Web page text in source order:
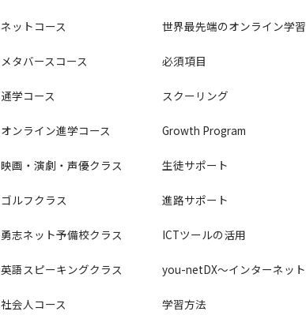
ネットコース
メタバースコース
通学コース
オンライン進学コース
映画・演劇・声優クラス
ゴルフクラス
勇志ネット予備校クラス
英語スピーキングクラス
社会人コース
世界最先端のオンライン学習
必須項目
スクーリング
Growth Program
生徒サポート
進路サポート
ICTツールの活用
you-netDX～インターネッ
学習方法